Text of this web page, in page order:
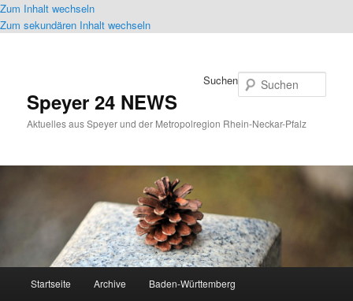
Zum Inhalt wechseln
Zum sekundären Inhalt wechseln
Speyer 24 NEWS
Aktuelles aus Speyer und der Metropolregion Rhein-Neckar-Pfalz
Suchen
Startseite Archive Baden-Württemberg